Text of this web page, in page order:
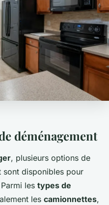
déménagement
, plusieurs options de
sont disponibles pour
les types de
les camionnettes,